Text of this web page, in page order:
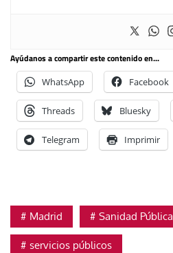
Ayúdanos a compartir este contenido en...
WhatsApp Facebook
Threads Bluesky
Telegram Imprimir
Madrid Sanidad Pública
servicios públicos